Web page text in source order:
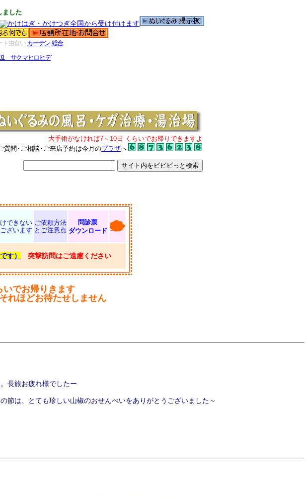
ました
ト虫食い カーテン 総合
サクマヒロヒデ
大手術がなければ7～10日 くらいでお帰りできますよ
質問･ご相談･ご来店予約は今月のプラザへ
できない
ざいます
ご依頼方法
とご注意点
問診票
ダウンロード
す） 突撃訪問はご遠慮ください
いでお帰りきます
れほどお待たせしません
長旅お疲れ様でしたー
は、とても珍しい山椒のおせんべいをありがとうございました～